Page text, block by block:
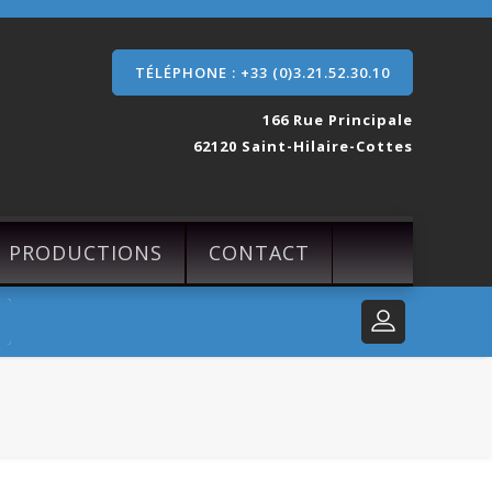
TÉLÉPHONE : +33 (0)3.21.52.30.10
166 Rue Principale
62120 Saint-Hilaire-Cottes
CONTACT